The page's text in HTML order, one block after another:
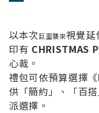
以本次巨蛋襲來視覺延
印有 CHRISTMAS
心裁。
禮包可依預算選擇《
供「簡約」、「百
派選擇。